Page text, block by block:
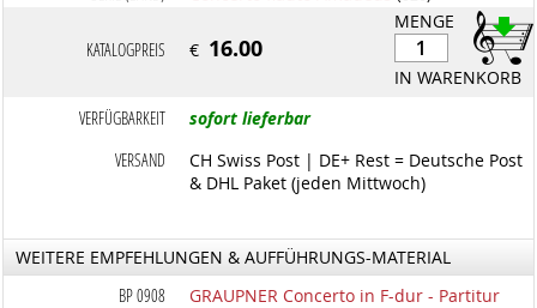
MENGE
IN WARENKORB
KATALOGPREIS € 16.00
VERFÜGBARKEIT
sofort lieferbar
VERSAND
CH Swiss Post | DE+ Rest = Deutsche Post
& DHL Paket (jeden Mittwoch)
WEITERE EMPFEHLUNGEN & AUFFÜHRUNGS-MATERIAL
BP 0908
GRAUPNER Concerto in F-dur - Partitur